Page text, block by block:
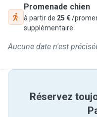
Promenade chien
à partir de 25 €/
supplémentaire
Aucune date n'est
Réservez